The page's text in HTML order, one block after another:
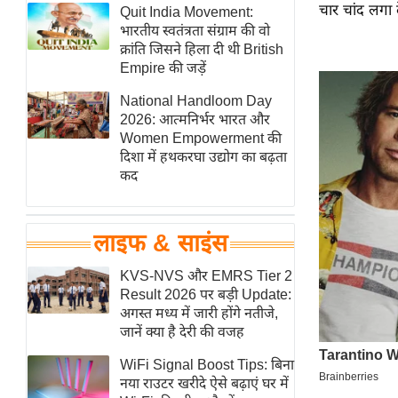
हॉलीवुड
फिल्म समीक्षा
Breaking
News
लाइफस्टाइल
टेक्नॉलॉजी
ब्यूटी/फैशन
पर्यटन स्थल
फिटनेस मंत्रा
रिलेशनशिप
राजनीति
विश्लेषण
समसामयिक
मातृभूमि
Quit India Movement:
भारतीय स्वतंत्रता संग्राम की वो
क्रांति जिसने हिला दी थी British
Empire की जड़ें
National Handloom Day
2026: आत्मनिर्भर भारत और
Women Empowerment की
दिशा में हथकरघा उद्योग का बढ़ता
कद
लाइफ & साइंस
KVS-NVS और EMRS Tier 2
Result 2026 पर बड़ी Update:
अगस्त मध्य में जारी होंगे नतीजे,
जानें क्या है देरी की वजह
WiFi Signal Boost Tips: बिना
नया राउटर खरीदे ऐसे बढ़ाएं घर में
चार चांद लगा